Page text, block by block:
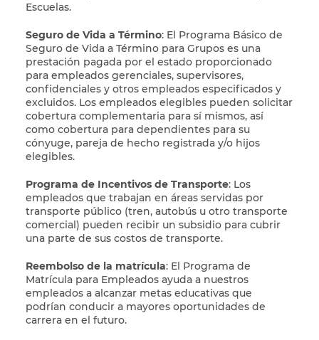
Escuelas.
Seguro de Vida a Término: El Programa Básico de
Seguro de Vida a Término para Grupos es una
prestación pagada por el estado proporcionado
para empleados gerenciales, supervisores,
confidenciales y otros empleados especificados y
excluidos. Los empleados elegibles pueden solicitar
cobertura complementaria para sí mismos, así
como cobertura para dependientes para su
cónyuge, pareja de hecho registrada y/o hijos
elegibles.
Programa de Incentivos de Transporte: Los
empleados que trabajan en áreas servidas por
transporte público (tren, autobús u otro transporte
comercial) pueden recibir un subsidio para cubrir
una parte de sus costos de transporte.
Reembolso de la matrícula: El Programa de
Matrícula para Empleados ayuda a nuestros
empleados a alcanzar metas educativas que
podrían conducir a mayores oportunidades de
carrera en el futuro.